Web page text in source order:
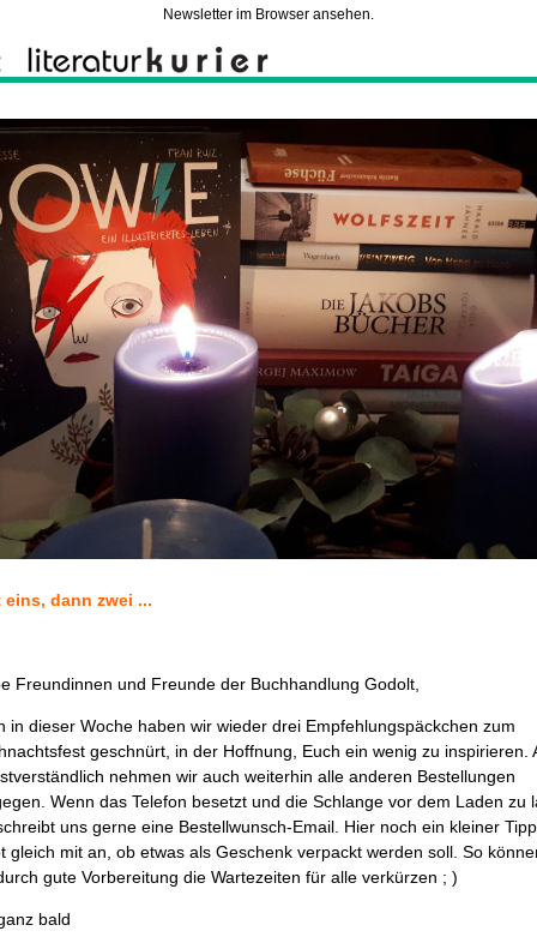
Newsletter im Browser ansehen.
eins, dann zwei ...
Freundinnen und Freunde der Buchhandlung Godolt,
in dieser Woche haben wir wieder drei Empfehlungspäckchen zum
geschnürt, in der Hoffnung, Euch ein wenig zu inspirieren.
nehmen wir auch weiterhin alle anderen Bestellungen
Wenn das Telefon besetzt und die Schlange vor dem Laden zu
uns gerne eine Bestellwunsch-Email. Hier noch ein kleiner
gleich mit an, ob etwas als Geschenk verpackt werden soll. So
gute Vorbereitung die Wartezeiten für alle verkürzen ; )
bald